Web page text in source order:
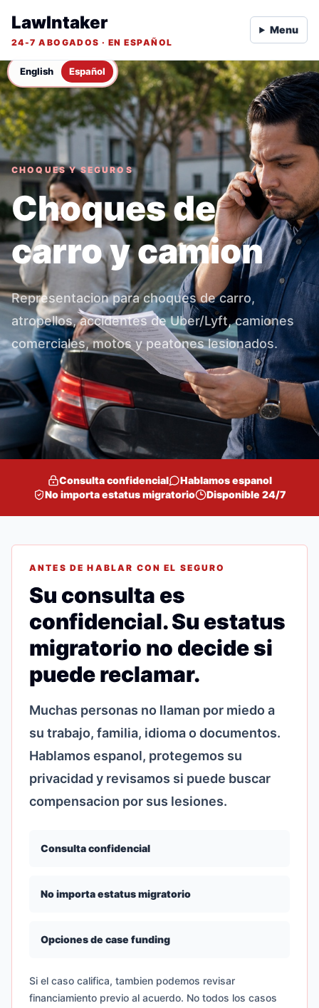
English Español
LawIntaker
24-7 ABOGADOS · EN ESPAÑOL
Menu
CHOQUES Y SEGUROS
Choques de
carro y camion
Representacion para choques de carro,
atropellos, accidentes de Uber/Lyft, camiones
comerciales, motos y peatones lesionados.
Consulta confidencial
Hablamos espanol
No importa estatus migratorio
Disponible 24/7
ANTES DE HABLAR CON EL SEGURO
Su consulta es
confidencial. Su estatus
migratorio no decide si
puede reclamar.
Muchas personas no llaman por miedo a
su trabajo, familia, idioma o documentos.
Hablamos espanol, protegemos su
privacidad y revisamos si puede buscar
compensacion por sus lesiones.
Consulta confidencial
No importa estatus migratorio
Opciones de case funding
Si el caso califica, tambien podemos revisar
financiamiento previo al acuerdo. No todos los casos